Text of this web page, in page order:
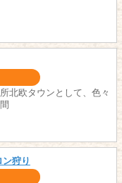
北欧タウンとして、色々
狩り